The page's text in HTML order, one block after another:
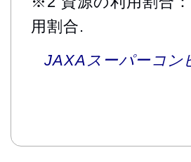
用割合.
JAXAスーパーコン